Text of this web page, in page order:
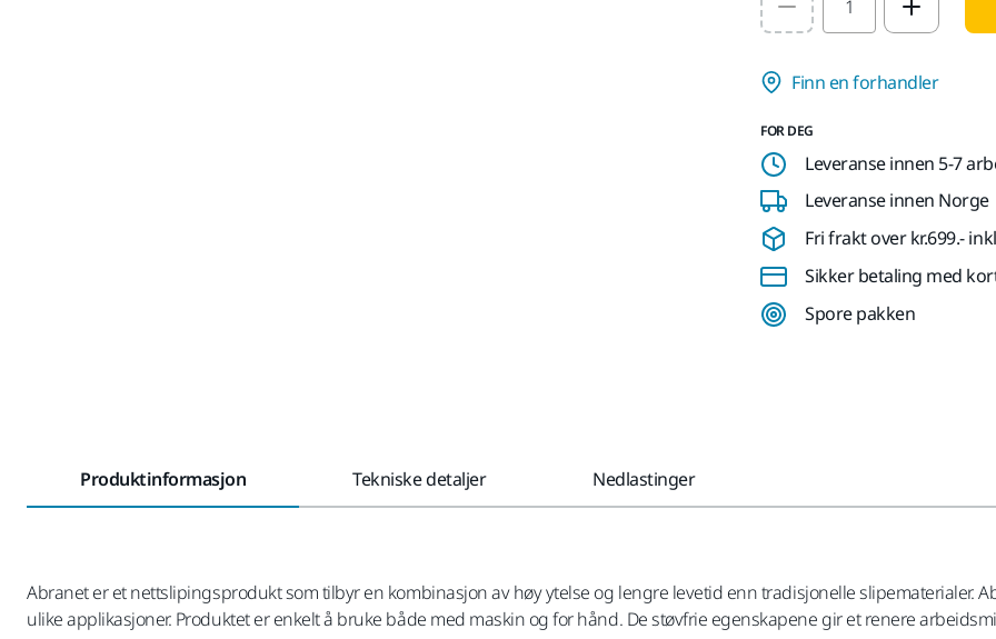
Select quantity value
Finn en forhandler
FOR DEG
Leveranse innen 5-7
Leveranse innen Norge
Fri frakt over kr.699.-
Sikker betaling med
Spore pakken
Produktinformasjon Tekniske detaljer Nedlastinger
Abranet er et nettslipingsprodukt som tilbyr en kombinasjon av høy ytelse og lengre levetid enn tradisjonelle slipematerialer.
ulike applikasjoner. Produktet er enkelt å bruke både med maskin og for hånd. De støvfrie egenskapene gir et renere